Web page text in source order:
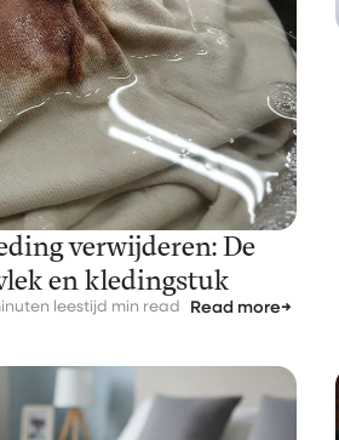
verwijderen: De
en kledingstuk
leestijd min read Read more→